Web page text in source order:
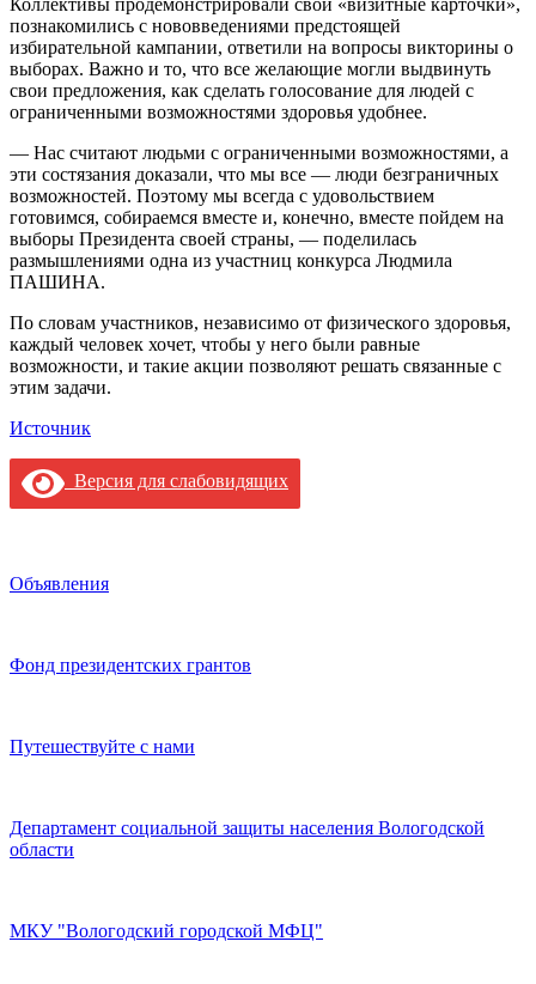
познакомились с нововведениями предстоящей
избирательной кампании, ответили на вопросы викторины о
выборах. Важно и то, что все желающие могли выдвинуть
свои предложения, как сделать голосование для людей с
ограниченными возможностями здоровья удобнее.
— Нас считают людьми с ограниченными возможностями, а
эти состязания доказали, что мы все — люди безграничных
возможностей. Поэтому мы всегда с удовольствием
готовимся, собираемся вместе и, конечно, вместе пойдем на
выборы Президента своей страны, — поделилась
размышлениями одна из участниц конкурса Людмила
ПАШИНА.
По словам участников, независимо от физического здоровья,
каждый человек хочет, чтобы у него были равные
возможности, и такие акции позволяют решать связанные с
этим задачи.
Источник
Версия для слабовидящих
Объявления
Фонд президентских грантов
Путешествуйте с нами
Департамент социальной защиты населения Вологодской
области
МКУ "Вологодский городской МФЦ"